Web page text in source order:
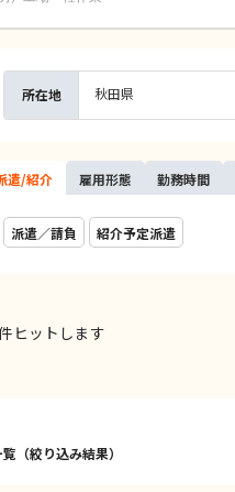
所在地 秋田県
遣/紹介 雇用形態 勤務時間
派遣／請負 紹介予定派遣
ヒットします
（絞り込み結果）